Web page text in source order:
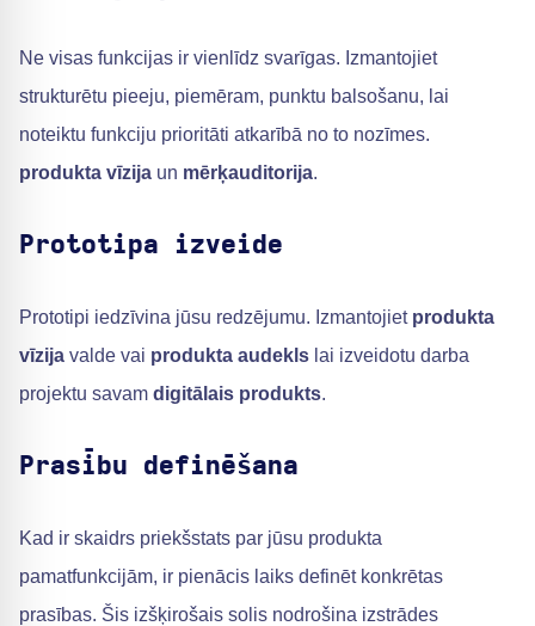
Ne visas funkcijas ir vienlīdz svarīgas. Izmantojiet
strukturētu pieeju, piemēram, punktu balsošanu, lai
noteiktu funkciju prioritāti atkarībā no to nozīmes.
produkta vīzija un mērķauditorija.
Prototipa izveide
Prototipi iedzīvina jūsu redzējumu. Izmantojiet produkta
vīzija valde vai produkta audekls lai izveidotu darba
projektu savam digitālais produkts.
Prasību definēšana
Kad ir skaidrs priekšstats par jūsu produkta
pamatfunkcijām, ir pienācis laiks definēt konkrētas
prasības. Šis izšķirošais solis nodrošina izstrādes